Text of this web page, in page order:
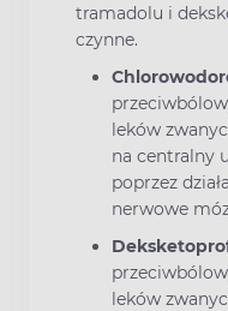
tramadolu i
czynne.
leków
na centralny
poprzez
nerwowe
leków